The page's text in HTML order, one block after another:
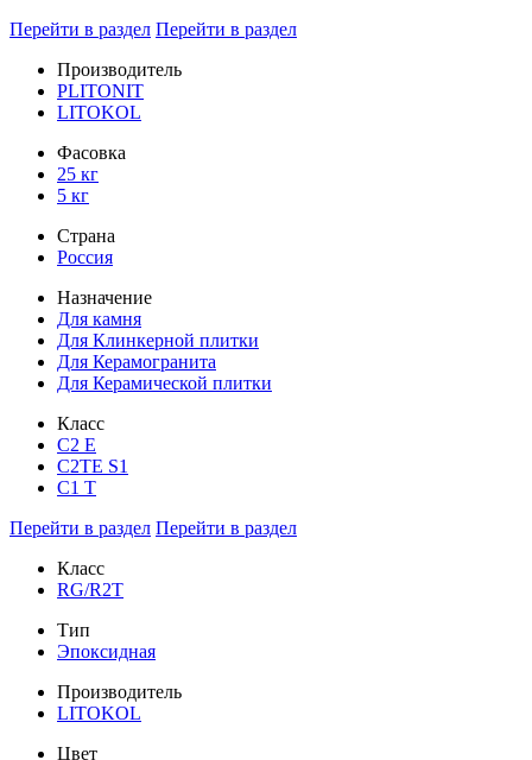
Перейти в раздел Перейти в раздел
Производитель
PLITONIT
LITOKOL
Фасовка
25 кг
5 кг
Страна
Россия
Назначение
Для камня
Для Клинкерной плитки
Для Керамогранита
Для Керамической плитки
Класс
С2 Е
C2TE S1
C1 T
Перейти в раздел Перейти в раздел
Класс
RG/R2T
Тип
Эпоксидная
Производитель
LITOKOL
Цвет